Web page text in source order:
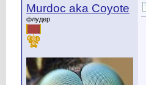
Murdoc aka Coyote
флудер